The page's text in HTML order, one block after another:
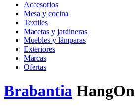
Accesorios
Mesa y cocina
Textiles
Macetas y jardineras
Muebles y lámparas
Exteriores
Marcas
Ofertas
Brabantia